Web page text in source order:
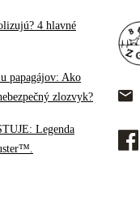
4 hlavné
papagájov: Ako
zlozvyk?
Legenda